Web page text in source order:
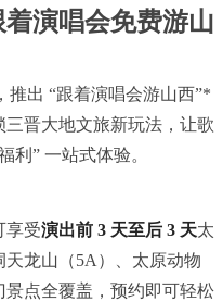
演唱会免费游山
出 “跟着演唱会游山西”*
晋大地文旅新玩法，让歌
利” 一站式体验。
享受演出前 3 天至后 3 天太
龙山（5A）、太原动物
点全覆盖，预约即可轻松